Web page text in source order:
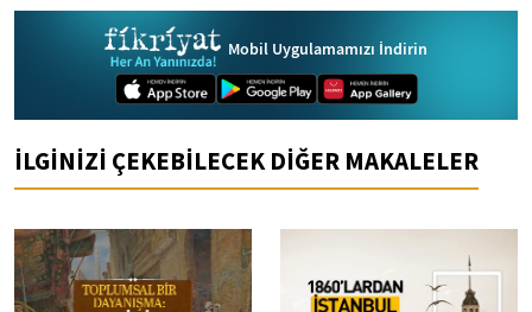
Mobil Uygulamamızı İndirin
İLGİNİZİ ÇEKEBİLECEK DİĞER MAKALELER